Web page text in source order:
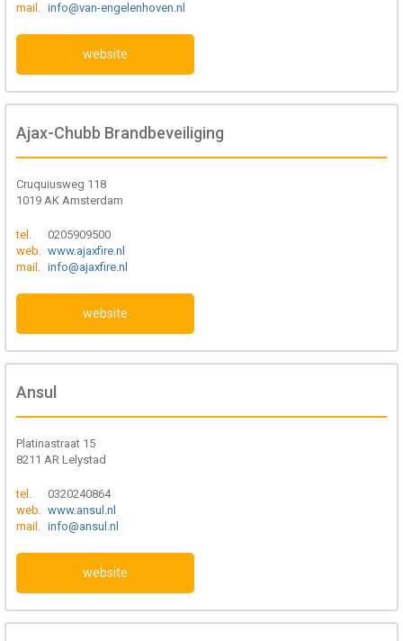
mail. info@van-engelenhoven.nl
website
Ajax-Chubb Brandbeveiliging
Cruquiusweg 118
1019 AK Amsterdam
tel.
0205909500
web. www.ajaxfire.nl
mail. info@ajaxfire.nl
website
Ansul
Platinastraat 15
8211 AR Lelystad
tel.
0320240864
web. www.ansul.nl
mail. info@ansul.nl
website